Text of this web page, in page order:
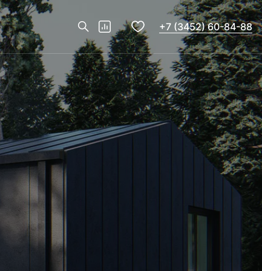
+7 (3452) 60-84-88